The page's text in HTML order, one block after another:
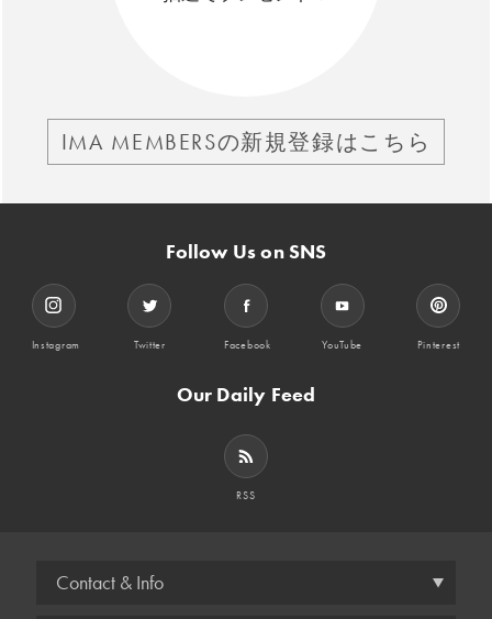
IMA MEMBERSの新規登録はこちら
Follow Us on SNS
Instagram Twitter Facebook YouTube Pinterest
Our Daily Feed
RSS
Contact & Info